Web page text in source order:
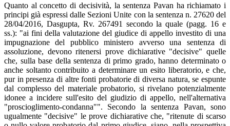
Quanto al concetto di decisività, la sentenza Pavan ha richiamato i
principi già espressi dalle Sezioni Unite con la sentenza n. 27620 del
28/04/2016, Dasgupta, Rv. 267491 secondo la quale (pagg. 16 e
ss.): "ai fini della valutazione del giudice di appello investito di una
impugnazione del pubblico ministero avverso una sentenza di
assoluzione, devono ritenersi prove dichiarative "decisive" quelle
che, sulla base della sentenza di primo grado, hanno determinato o
anche soltanto contribuito a determinare un esito liberatorio, e che,
pur in presenza di altre fonti probatorie di diversa natura, se espunte
dal complesso del materiale probatorio, si rivelano potenzialmente
idonee a incidere sull'esito del giudizio di appello, nell'alternativa
"proscioglimento-condanna"". Secondo la sentenza Pavan, sono
ugualmente "decisive" le prove dichiarative che, "ritenute di scarso